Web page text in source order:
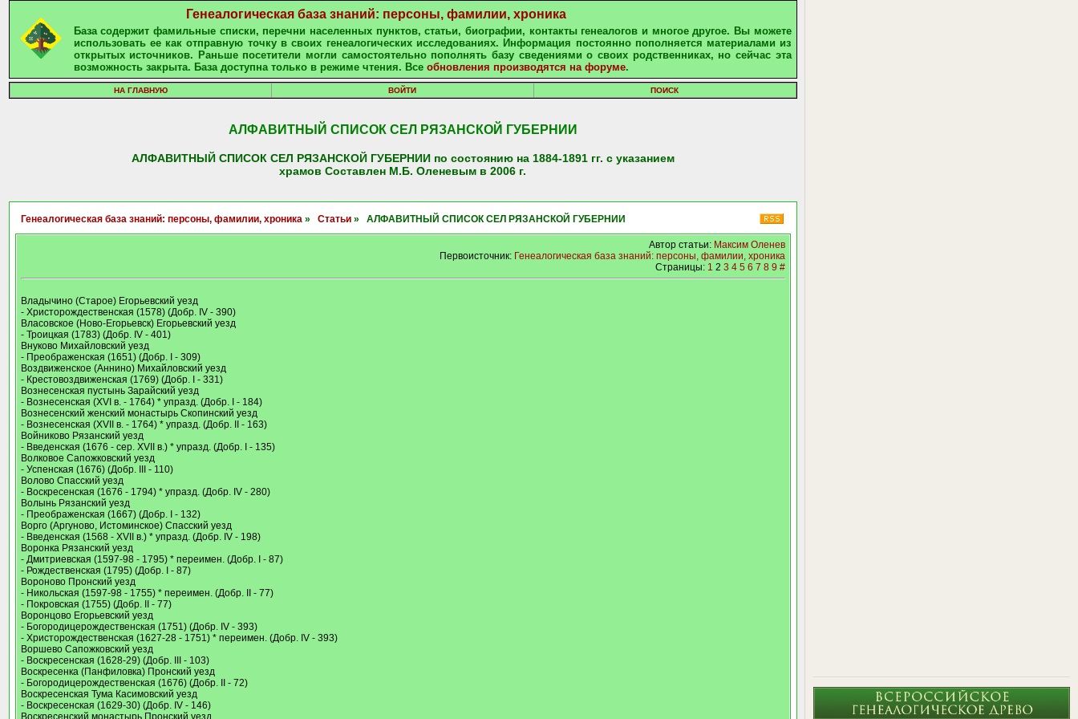
Генеалогическая база знаний: персоны, фамилии, хроника
База содержит фамильные списки, перечни населенных пунктов, статьи, биографии, контакты генеалогов и многое другое. Вы можете
использовать ее как отправную точку в своих генеалогических исследованиях. Информация постоянно пополняется материалами из
открытых источников. Раньше посетители могли самостоятельно пополнять базу сведениями о своих родственниках, но сейчас эта
возможность закрыта. База доступна только в режиме чтения. Все обновления производятся на форуме.
НА ГЛАВНУЮ ВОЙТИ ПОИСК
АЛФАВИТНЫЙ СПИСОК СЕЛ РЯЗАНСКОЙ ГУБЕРНИИ
АЛФАВИТНЫЙ СПИСОК СЕЛ РЯЗАНСКОЙ ГУБЕРНИИ по состоянию на 1884-1891 гг. с указанием
храмов Составлен М.Б. Оленевым в 2006 г.
Генеалогическая база знаний: персоны, фамилии, хроника» Статьи» АЛФАВИТНЫЙ СПИСОК СЕЛ РЯЗАНСКОЙ ГУБЕРНИИ
Автор статьи: Максим Оленев
Первоисточник: Генеалогическая база знаний: персоны, фамилии, хроника
Страницы: 1 2 3 4 5 6 7 8 9 #
Владычино (Старое) Егорьевский уезд
- Христорождественская (1578) (Добр. IV - 390)
Власовское (Ново-Егорьевск) Егорьевский уезд
- Троицкая (1783) (Добр. IV - 401)
Внуково Михайловский уезд
- Преображенская (1651) (Добр. I - 309)
Воздвиженское (Аннино) Михайловский уезд
- Крестовоздвиженская (1769) (Добр. I - 331)
Вознесенская пустынь Зарайский уезд
- Вознесенская (XVI в. - 1764) * упразд. (Добр. I - 184)
Вознесенский женский монастырь Скопинский уезд
- Вознесенская (XVII в. - 1764) * упразд. (Добр. II - 163)
Войниково Рязанский уезд
- Введенская (1676 - сер. XVII в.) * упразд. (Добр. I - 135)
Волковое Сапожковский уезд
- Успенская (1676) (Добр. III - 110)
Волово Спасский уезд
- Воскресенская (1676 - 1794) * упразд. (Добр. IV - 280)
Волынь Рязанский уезд
- Преображенская (1667) (Добр. I - 132)
Ворго (Аргуново, Истоминское) Спасский уезд
- Введенская (1568 - XVII в.) * упразд. (Добр. IV - 198)
Воронка Рязанский уезд
- Дмитриевская (1597-98 - 1795) * переимен. (Добр. I - 87)
- Рождественская (1795) (Добр. I - 87)
Вороново Пронский уезд
- Никольская (1597-98 - 1755) * переимен. (Добр. II - 77)
- Покровская (1755) (Добр. II - 77)
Воронцово Егорьевский уезд
- Богородицерождественская (1751) (Добр. IV - 393)
- Христорождественская (1627-28 - 1751) * переимен. (Добр. IV - 393)
Воршево Сапожковский уезд
- Воскресенская (1628-29) (Добр. III - 103)
Воскресенка (Панфиловка) Пронский уезд
- Богородицерождественская (1676) (Добр. II - 72)
Воскресенская Тума Касимовский уезд
- Воскресенская (1629-30) (Добр. IV - 146)
Воскресенский монастырь Пронский уезд